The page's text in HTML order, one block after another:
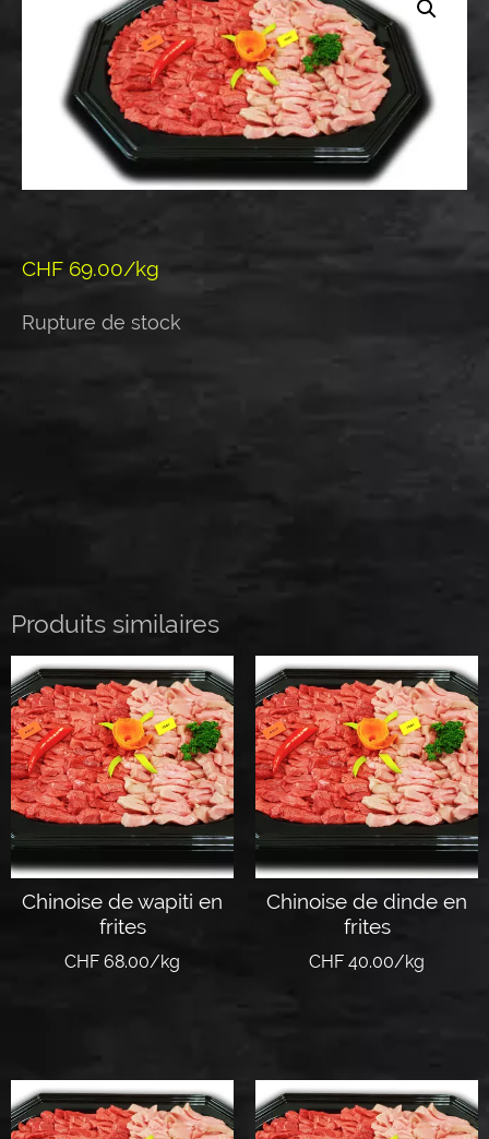
CHF 69.00/kg
Rupture de stock
Produits similaires
Chinoise de wapiti en
frites
CHF 68.00/kg
Chinoise de dinde en
frites
CHF 40.00/kg